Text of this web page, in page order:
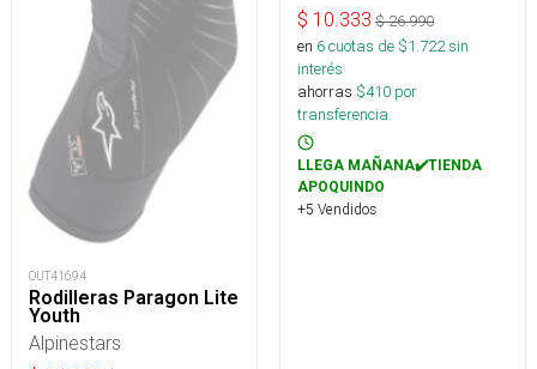
OUT41694
Rodilleras Paragon Lite
Youth
Alpinestars
$ 10.333 $26.990
en 6cuotas de $1.722sin
interés
ahorras $410 por
transferencia.
LLEGA MAÑANA✔️TIENDA
APOQUINDO
+5 Vendidos